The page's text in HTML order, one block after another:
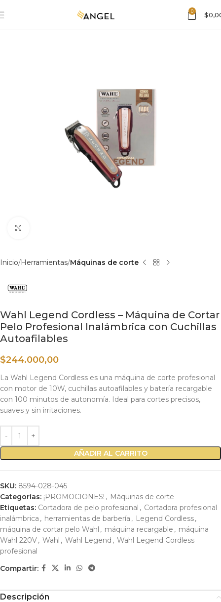
0 $
Inicio Herramientas Máquinas de corte
Wahl Legend Cordless – Máquina de Cortar
Pelo Profesional Inalámbrica con Cuchillas
Autoafilables
$244.000,00
La Wahl Legend Cordless es una máquina de corte profesional
con motor de 10W, cuchillas autoafilables y batería recargable
con 100 minutos de autonomía. Ideal para cortes precisos,
suaves y sin irritaciones.
AÑADIR AL CARRITO
SKU: 8594-028-045
Categorías: ¡PROMOCIONES! , Máquinas de corte
Etiquetas: Cortadora de pelo profesional , Cortadora profesional
inalámbrica , herramientas de barbería , Legend Cordless,
máquina de cortar pelo Wahl , máquina recargable , máquina
Wahl 220V, Wahl , Wahl Legend , Wahl Legend Cordless
profesional
Compartir:
Descripción